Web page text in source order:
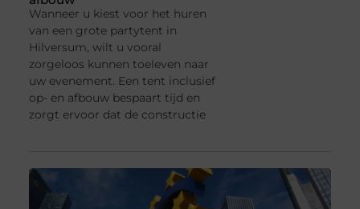
Wanneer u kiest voor het huren
van een grote partytent in
Hilversum, wilt u vooral
zorgeloos kunnen toeleven naar
uw evenement. Een tent inclusief
op- en afbouw bespaart tijd en
zorgt ervoor dat de constructie